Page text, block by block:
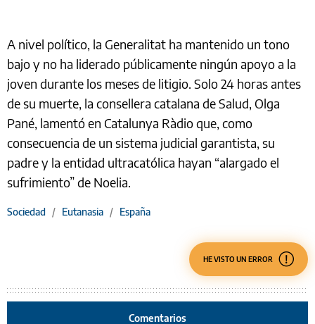
A nivel político, la Generalitat ha mantenido un tono
bajo y no ha liderado públicamente ningún apoyo a la
joven durante los meses de litigio. Solo 24 horas antes
de su muerte, la consellera catalana de Salud, Olga
Pané, lamentó en Catalunya Ràdio que, como
consecuencia de un sistema judicial garantista, su
padre y la entidad ultracatólica hayan “alargado el
sufrimiento” de Noelia.
Sociedad / Eutanasia / España
HE VISTO UN ERROR
Comentarios